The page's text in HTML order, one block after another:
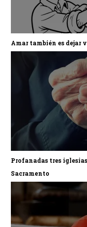
Amar también es dejar
Profanadas tres
Sacramento